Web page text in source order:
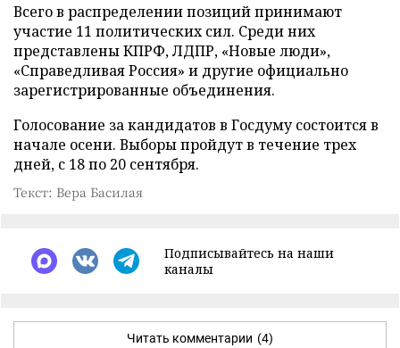
Всего в распределении позиций принимают
участие 11 политических сил. Среди них
представлены КПРФ, ЛДПР, «Новые люди»,
«Справедливая Россия» и другие официально
зарегистрированные объединения.
Голосование за кандидатов в Госдуму состоится в
начале осени. Выборы пройдут в течение трех
дней, с 18 по 20 сентября.
Текст: Вера Басилая
Подписывайтесь на наши
каналы
Читать комментарии (4)